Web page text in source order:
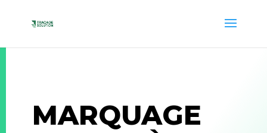
MARQUAGE